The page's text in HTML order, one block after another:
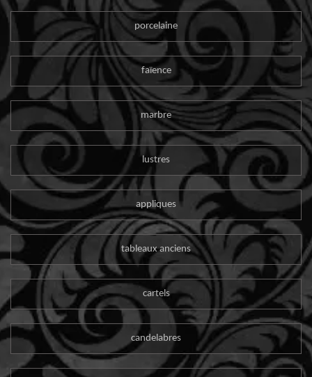
porcelaine
faïence
marbre
lustres
appliques
tableaux anciens
cartels
candelabres